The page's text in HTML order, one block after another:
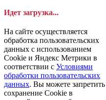
Идет загрузка...
На сайте осуществляется
обработка пользовательских
данных с использованием
Cookie и Яндекс Метрики в
соответствии с Условиями
обработки пользовательских
данных. Вы можете запретить
сохранение Cookie в